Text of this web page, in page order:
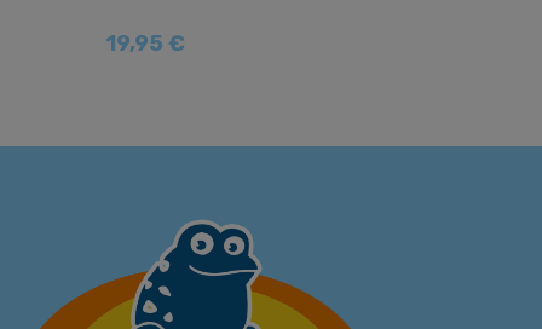
19,95 €